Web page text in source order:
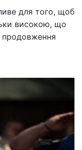
для того, щоб
високою, що
продовження